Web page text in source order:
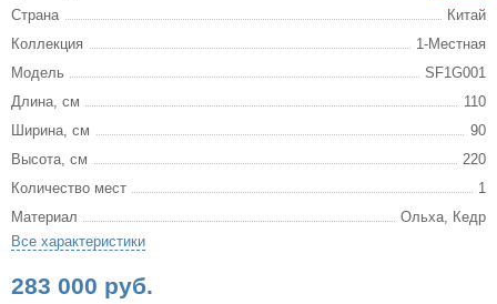
Страна
Китай
Коллекция
1-Местная
Модель
SF1G001
Длина, см
110
Ширина, см
90
Высота, см
220
Количество мест
1
Материал
Ольха, Кедр
Все характеристики
283 000 руб.